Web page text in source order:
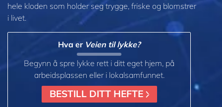
hele kloden som holder seg trygge, friske og blomstrer
i livet.
Hva er Veien til lykke?
Begynn å spre lykke rett i ditt eget hjem, på
arbeidsplassen eller i lokalsamfunnet.
BESTILL DITT HEFTE